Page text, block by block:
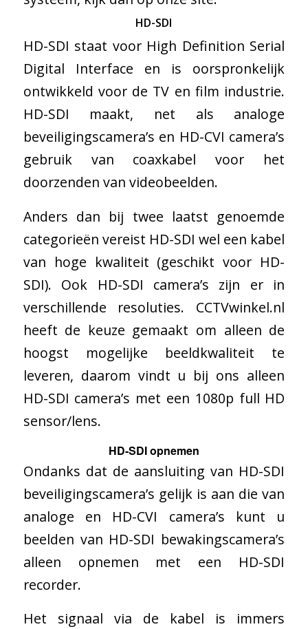
HD-SDI
HD-SDI staat voor High Definition Serial
Digital Interface en is oorspronkelijk
ontwikkeld voor de TV en film industrie.
HD-SDI maakt, net als analoge
beveiligingscamera’s en HD-CVI camera’s
gebruik van coaxkabel voor het
doorzenden van videobeelden.
Anders dan bij twee laatst genoemde
categorieën vereist HD-SDI wel een kabel
van hoge kwaliteit (geschikt voor HD-
SDI). Ook HD-SDI camera’s zijn er in
verschillende resoluties. CCTVwinkel.nl
heeft de keuze gemaakt om alleen de
hoogst mogelijke beeldkwaliteit te
leveren, daarom vindt u bij ons alleen
HD-SDI camera’s met een 1080p full HD
sensor/lens.
HD-SDI opnemen
Ondanks dat de aansluiting van HD-SDI
beveiligingscamera’s gelijk is aan die van
analoge en HD-CVI camera’s kunt u
beelden van HD-SDI bewakingscamera’s
alleen opnemen met een HD-SDI
recorder.
Het signaal via de kabel is immers